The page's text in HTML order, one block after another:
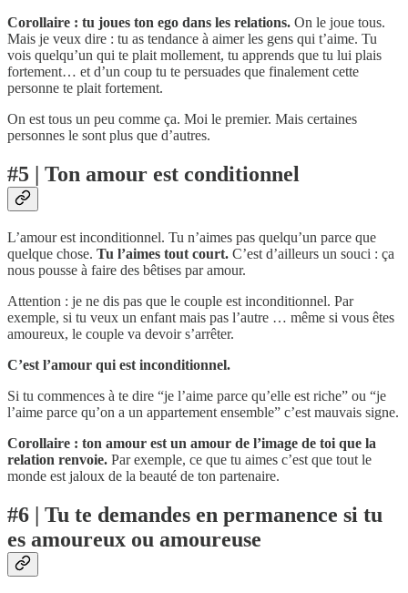
Corollaire : tu joues ton ego dans les relations. On le joue tous.
Mais je veux dire : tu as tendance à aimer les gens qui t’aime. Tu
vois quelqu’un qui te plait mollement, tu apprends que tu lui plais
fortement… et d’un coup tu te persuades que finalement cette
personne te plait fortement.
On est tous un peu comme ça. Moi le premier. Mais certaines
personnes le sont plus que d’autres.
#5 | Ton amour est conditionnel
L’amour est inconditionnel. Tu n’aimes pas quelqu’un parce que
quelque chose. Tu l’aimes tout court. C’est d’ailleurs un souci : ça
nous pousse à faire des bêtises par amour.
Attention : je ne dis pas que le couple est inconditionnel. Par
exemple, si tu veux un enfant mais pas l’autre … même si vous êtes
amoureux, le couple va devoir s’arrêter.
C’est l’amour qui est inconditionnel.
Si tu commences à te dire “je l’aime parce qu’elle est riche” ou “je
l’aime parce qu’on a un appartement ensemble” c’est mauvais signe.
Corollaire : ton amour est un amour de l’image de toi que la
relation renvoie. Par exemple, ce que tu aimes c’est que tout le
monde est jaloux de la beauté de ton partenaire.
#6 | Tu te demandes en permanence si tu
es amoureux ou amoureuse